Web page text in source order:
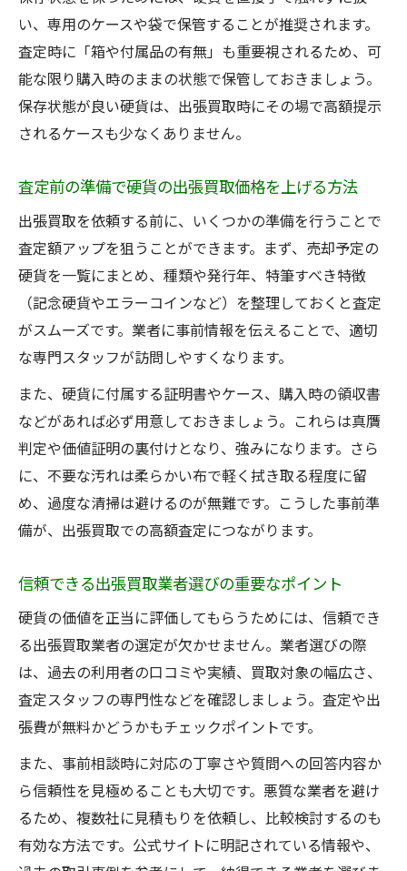
い、専用のケースや袋で保管することが推奨されます。
査定時に「箱や付属品の有無」も重要視されるため、可
能な限り購入時のままの状態で保管しておきましょう。
保存状態が良い硬貨は、出張買取時にその場で高額提示
されるケースも少なくありません。
査定前の準備で硬貨の出張買取価格を上げる方法
出張買取を依頼する前に、いくつかの準備を行うことで
査定額アップを狙うことができます。まず、売却予定の
硬貨を一覧にまとめ、種類や発行年、特筆すべき特徴
（記念硬貨やエラーコインなど）を整理しておくと査定
がスムーズです。業者に事前情報を伝えることで、適切
な専門スタッフが訪問しやすくなります。
また、硬貨に付属する証明書やケース、購入時の領収書
などがあれば必ず用意しておきましょう。これらは真贋
判定や価値証明の裏付けとなり、強みになります。さら
に、不要な汚れは柔らかい布で軽く拭き取る程度に留
め、過度な清掃は避けるのが無難です。こうした事前準
備が、出張買取での高額査定につながります。
信頼できる出張買取業者選びの重要なポイント
硬貨の価値を正当に評価してもらうためには、信頼でき
る出張買取業者の選定が欠かせません。業者選びの際
は、過去の利用者の口コミや実績、買取対象の幅広さ、
査定スタッフの専門性などを確認しましょう。査定や出
張費が無料かどうかもチェックポイントです。
また、事前相談時に対応の丁寧さや質問への回答内容か
ら信頼性を見極めることも大切です。悪質な業者を避け
るため、複数社に見積もりを依頼し、比較検討するのも
有効な方法です。公式サイトに明記されている情報や、